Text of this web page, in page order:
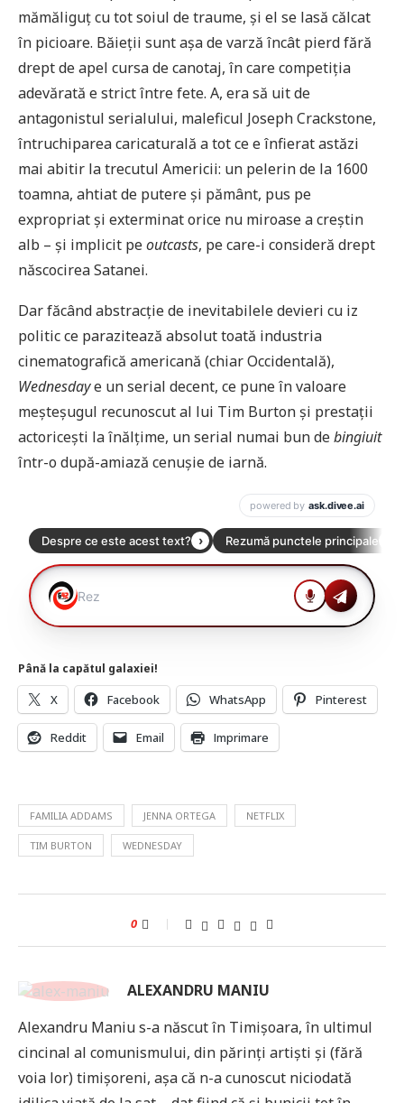
mămăliguț cu tot soiul de traume, și el se lasă călcat
în picioare. Băieții sunt așa de varză încât pierd fără
drept de apel cursa de canotaj, în care competiția
adevărată e strict între fete. A, era să uit de
antagonistul serialului, maleficul Joseph Crackstone,
întruchiparea caricaturală a tot ce e înfierat astăzi
mai abitir la trecutul Americii: un pelerin de la 1600
toamna, ahtiat de putere și pământ, pus pe
expropriat și exterminat orice nu miroase a creștin
alb – și implicit peoutcasts, pe care-i consideră drept
născocirea Satanei.
Dar făcând abstracție de inevitabilele devieri cu iz
politic ce parazitează absolut toată industria
cinematografică americană (chiar Occidentală),
Wednesdaye un serial decent, ce pune în valoare
meșteșugul recunoscut al lui Tim Burton și prestații
actoricești la înălțime, un serial numai bun debingiuit
într-o după-amiază cenușie de iarnă.
Până la capătul galaxiei!
X Facebook WhatsApp Pinterest
Reddit Email Imprimare
FAMILIA ADDAMS JENNA ORTEGA NETFLIX
TIM BURTON WEDNESDAY
0
ALEXANDRU MANIU
Alexandru Maniu s-a născut în Timișoara, în ultimul
cincinal al comunismului, din părinți artiști și (fără
voia lor) timișoreni, așa că n-a cunoscut niciodată